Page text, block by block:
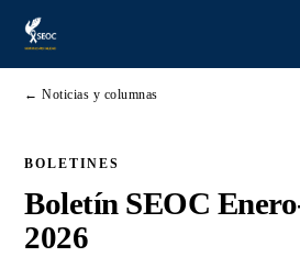
← Noticias y columnas
BOLETINES
Boletín SEOC
2026